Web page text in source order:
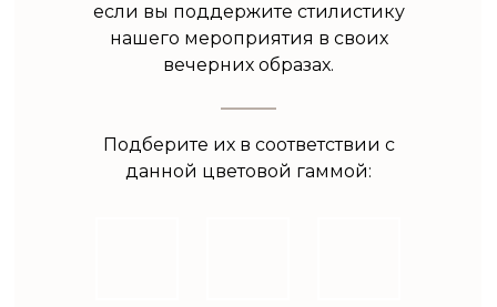
если вы поддержите стилистику
нашего мероприятия в своих
вечерних образах.
Подберите их в соответствии с
данной цветовой гаммой: